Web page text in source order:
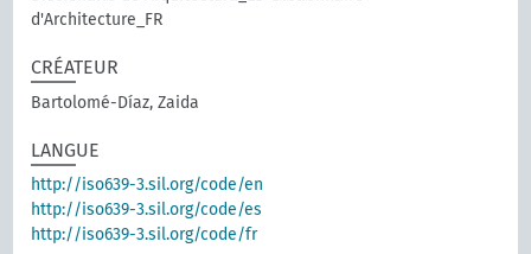
d'Architecture_FR
CRÉATEUR
Bartolomé-Díaz, Zaida
LANGUE
http://iso639-3.sil.org/code/en
http://iso639-3.sil.org/code/es
http://iso639-3.sil.org/code/fr